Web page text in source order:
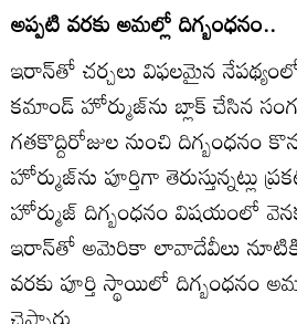
అప్పటి వరకు అమల్లో దిగ్బంధనం..
ఇరాన్‌తో చర్చలు విఫలమైన
కమాండ్ హోర్ముజ్‌ను బ్లాక్ చేసిన
గతకొద్దిరోజుల నుంచి దిగ్బంధనం
హోర్ముజ్‌ను పూర్తిగా తెరుస్తున్నట్లు
హోర్ముజ్ దిగ్బంధనం విషయంలో
ఇరాన్‌తో అమెరికా లావాదేవీలు నూటికి
వరకు పూర్తి స్థాయిలో దిగ్బంధనం